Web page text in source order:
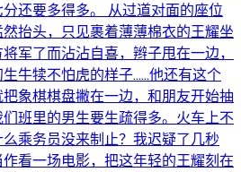
还要多得多。 从过道对面的座位
抬头，只见裹着薄薄棉衣的王耀坐
军了而沾沾自喜，辫子甩在一边，
牛犊不怕虎的样子……他还有这个
象棋棋盘撇在一边，和朋友开始抽
班里的男生要生疏得多。火车上不
乘务员没来制止？我迟疑了几秒
看一场电影，把这年轻的王耀刻在